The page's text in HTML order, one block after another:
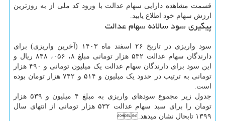
قسمت مشاهده دارایی سهام عدالت با ورود کد ملی از به روزترین
ارزش سهام خود اطلاع یابید.
پیگیری سود سالانه سهام عدالت
سود واریزی در تاریخ ۲۶ اسفند ماه ۱۴۰۳ (آخرین واریزی) برای
دارندگان سهام عدالت ۵۳۲ هزار تومانی مبلغ ۸، ۰۵۶، ۸۴۸ ریال و
این سود برای دارندگان سهام عدالت یک میلیون تومانی و ۴۹۰ هزار
تومانی به ترتیب در حدود یک میلیون و ۵۱۴ و ۷۴۲ هزار تومان بوده
است.
جدول زیر مجموع سودهای واریزی به مبلغ ۴ میلیون و ۵۳۹ هزار
تومان را برای سبد سهام عدالت ۵۳۲ هزار تومانی از انتهای سال
۱۳۹۹ تابحال نشان میدهد.